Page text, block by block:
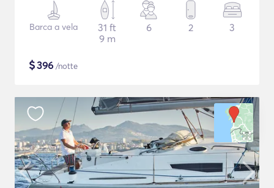
Barca a vela
31 ft
9 m
6 2 3
$396 /notte